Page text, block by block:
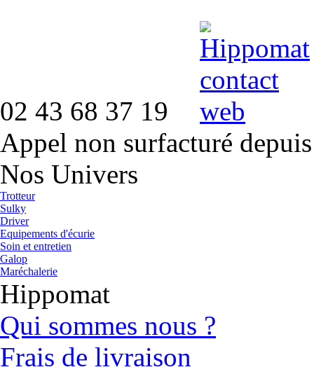
02 43 68 37 19
Appel non surfacturé
Nos Univers
Trotteur
Sulky
Driver
Equipements d'écurie
Soin et entretien
Galop
Maréchalerie
Hippomat
Qui sommes nous ?
Frais de livraison